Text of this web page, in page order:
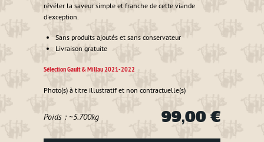
révéler la saveur simple et franche de cette viande
d'exception.
Sans produits ajoutés et sans conservateur
Livraison gratuite
Sélection Gault & Millau 2021-2022
Photo(s) à titre illustratif et non contractuelle(s)
Poids : ~5.700kg 99,00 €